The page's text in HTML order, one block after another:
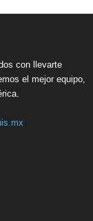
con llevarte
el mejor equipo,